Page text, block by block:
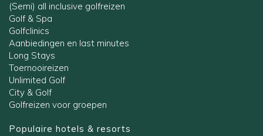
(Semi) all inclusive golfreizen
Golf & Spa
Golfclinics
Aanbiedingen en last minutes
Long Stays
Toernooireizen
Unlimited Golf
City & Golf
Golfreizen voor groepen
Populaire hotels & resorts